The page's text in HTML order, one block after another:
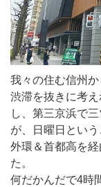
我々の住む信州
渋滞を抜きに考
し、第三京浜で
が、日曜日とい
外環＆首都高を
た。
何だかんだで4時